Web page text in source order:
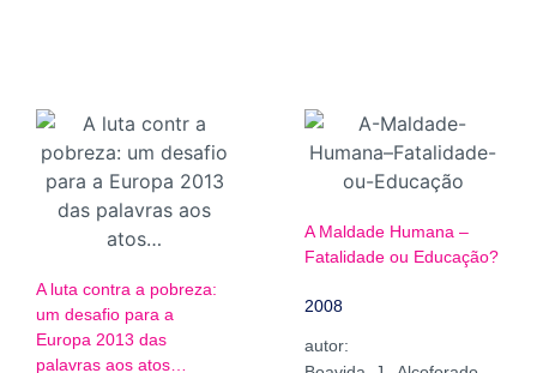
A luta contra a pobreza:
um desafio para a
Europa 2013 das
palavras aos atos…
A Maldade Humana –
Fatalidade ou Educação?
2008
autor: